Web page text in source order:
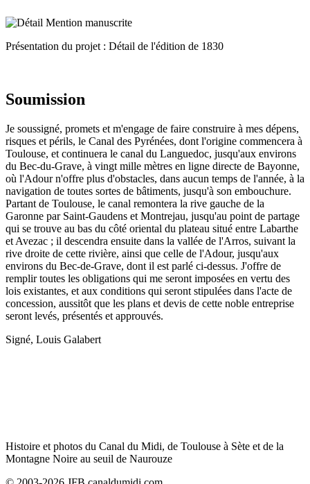
Présentation du projet : Détail de l'édition de 1830
Soumission
Je soussigné, promets et m'engage de faire construire à mes dépens,
risques et périls, le Canal des Pyrénées, dont l'origine commencera à
Toulouse, et continuera le canal du Languedoc, jusqu'aux environs
du Bec-du-Grave, à vingt mille mètres en ligne directe de Bayonne,
où l'Adour n'offre plus d'obstacles, dans aucun temps de l'année, à la
navigation de toutes sortes de bâtiments, jusqu'à son embouchure.
Partant de Toulouse, le canal remontera la rive gauche de la
Garonne par Saint-Gaudens et Montrejau, jusqu'au point de partage
qui se trouve au bas du côté oriental du plateau situé entre Labarthe
et Avezac ; il descendra ensuite dans la vallée de l'Arros, suivant la
rive droite de cette rivière, ainsi que celle de l'Adour, jusqu'aux
environs du Bec-de-Grave, dont il est parlé ci-dessus. J'offre de
remplir toutes les obligations qui me seront imposées en vertu des
lois existantes, et aux conditions qui seront stipulées dans l'acte de
concession, aussitôt que les plans et devis de cette noble entreprise
seront levés, présentés et approuvés.
Signé, Louis Galabert
Histoire et photos du Canal du Midi, de Toulouse à Sète et de la
Montagne Noire au seuil de Naurouze